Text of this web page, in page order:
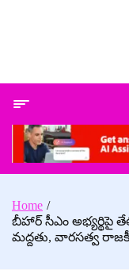
Home
బీహార్ సీఎం అభ్యర్థిపై
మద్దతు, వారసత్వ